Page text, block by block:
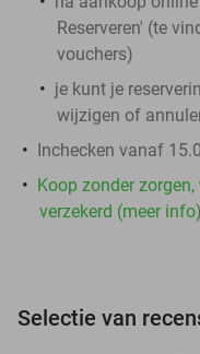
Reserveren' (te
vouchers)
je kunt je
wijzigen of
​Inchecken vanaf
Koop zonder
verzekerd (meer info)
Selectie van